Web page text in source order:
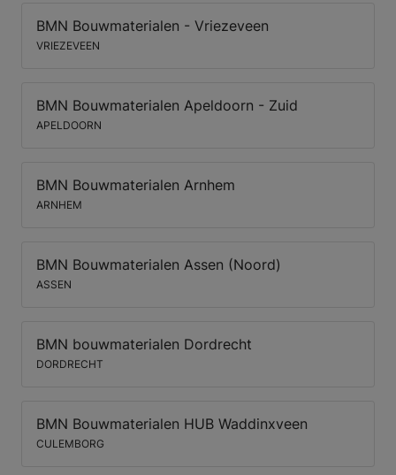
BMN Bouwmaterialen - Vriezeveen
VRIEZEVEEN
BMN Bouwmaterialen Apeldoorn - Zuid
APELDOORN
BMN Bouwmaterialen Arnhem
ARNHEM
BMN Bouwmaterialen Assen (Noord)
ASSEN
BMN bouwmaterialen Dordrecht
DORDRECHT
BMN Bouwmaterialen HUB Waddinxveen
CULEMBORG